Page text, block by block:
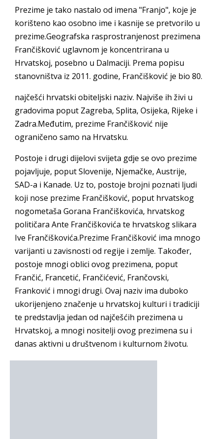
Prezime je tako nastalo od imena "Franjo", koje je
korišteno kao osobno ime i kasnije se pretvorilo u
prezime.Geografska rasprostranjenost prezimena
Frančišković uglavnom je koncentrirana u
Hrvatskoj, posebno u Dalmaciji. Prema popisu
stanovništva iz 2011. godine, Frančišković je bio 80.
najčešći hrvatski obiteljski naziv. Najviše ih živi u
gradovima poput Zagreba, Splita, Osijeka, Rijeke i
Zadra.Međutim, prezime Frančišković nije
ograničeno samo na Hrvatsku.
Postoje i drugi dijelovi svijeta gdje se ovo prezime
pojavljuje, poput Slovenije, Njemačke, Austrije,
SAD-a i Kanade. Uz to, postoje brojni poznati ljudi
koji nose prezime Frančišković, poput hrvatskog
nogometaša Gorana Frančiškovića, hrvatskog
političara Ante Frančiškovića te hrvatskog slikara
Ive Frančiškovića.Prezime Frančišković ima mnogo
varijanti u zavisnosti od regije i zemlje. Također,
postoje mnogi oblici ovog prezimena, poput
Frančić, Francetić, Frančićević, Frančovski,
Franković i mnogi drugi. Ovaj naziv ima duboko
ukorijenjeno značenje u hrvatskoj kulturi i tradiciji
te predstavlja jedan od najčešćih prezimena u
Hrvatskoj, a mnogi nositelji ovog prezimena su i
danas aktivni u društvenom i kulturnom životu.